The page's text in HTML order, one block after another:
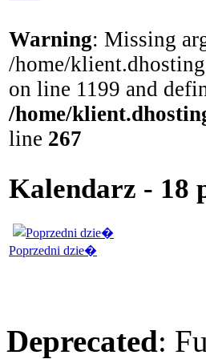
Warning: Missing
/home/
on line 1199 and
/home/
line 267
Kalendarz - 18
Poprzedni dzie�
Deprecated: